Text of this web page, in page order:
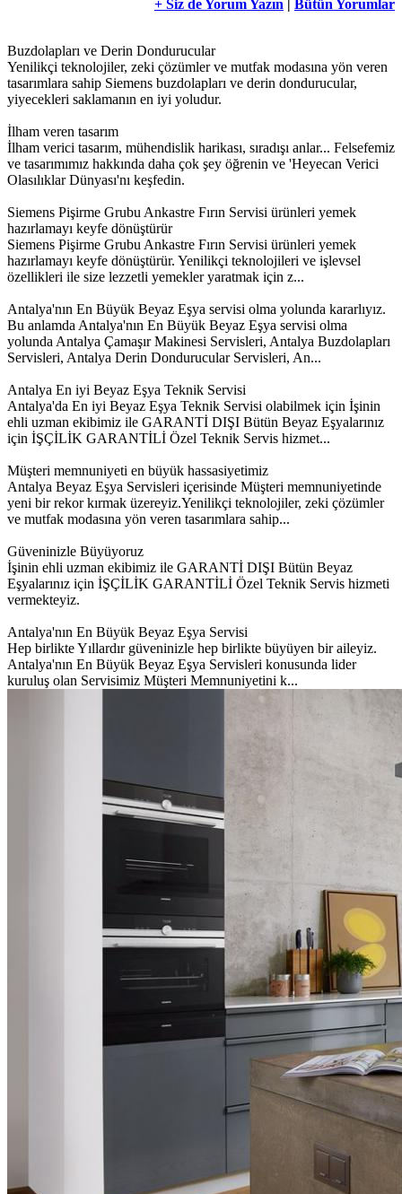
+ Siz de Yorum Yazın Bütün Yorumlar
Buzdolapları ve Derin Dondurucular
Yenilikçi teknolojiler, zeki çözümler ve mutfak modasına yön veren
tasarımlara sahip Siemens buzdolapları ve derin dondurucular,
yiyecekleri saklamanın en iyi yoludur.
İlham veren tasarım
İlham verici tasarım, mühendislik harikası, sıradışı anlar... Felsefemiz
ve tasarımımız hakkında daha çok şey öğrenin ve 'Heyecan Verici
Olasılıklar Dünyası'nı keşfedin.
Siemens Pişirme Grubu Ankastre Fırın Servisi ürünleri yemek
hazırlamayı keyfe dönüştürür
Siemens Pişirme Grubu Ankastre Fırın Servisi ürünleri yemek
hazırlamayı keyfe dönüştürür. Yenilikçi teknolojileri ve işlevsel
özellikleri ile size lezzetli yemekler yaratmak için z...
Antalya'nın En Büyük Beyaz Eşya servisi olma yolunda kararlıyız.
Bu anlamda Antalya'nın En Büyük Beyaz Eşya servisi olma
yolunda Antalya Çamaşır Makinesi Servisleri, Antalya Buzdolapları
Servisleri, Antalya Derin Dondurucular Servisleri, An...
Antalya En iyi Beyaz Eşya Teknik Servisi
Antalya'da En iyi Beyaz Eşya Teknik Servisi olabilmek için İşinin
ehli uzman ekibimiz ile GARANTİ DIŞI Bütün Beyaz Eşyalarınız
için İŞÇİLİK GARANTİLİ Özel Teknik Servis hizmet...
Müşteri memnuniyeti en büyük hassasiyetimiz
Antalya Beyaz Eşya Servisleri içerisinde Müşteri memnuniyetinde
yeni bir rekor kırmak üzereyiz.Yenilikçi teknolojiler, zeki çözümler
ve mutfak modasına yön veren tasarımlara sahip...
Güveninizle Büyüyoruz
İşinin ehli uzman ekibimiz ile GARANTİ DIŞI Bütün Beyaz
Eşyalarınız için İŞÇİLİK GARANTİLİ Özel Teknik Servis hizmeti
vermekteyiz.
Antalya'nın En Büyük Beyaz Eşya Servisi
Hep birlikte Yıllardır güveninizle hep birlikte büyüyen bir aileyiz.
Antalya'nın En Büyük Beyaz Eşya Servisleri konusunda lider
kuruluş olan Servisimiz Müşteri Memnuniyetini k...